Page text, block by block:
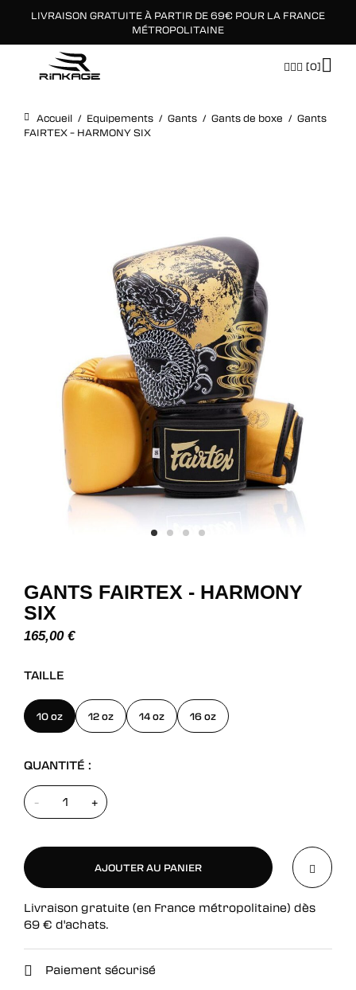
LIVRAISON GRATUITE À PARTIR DE 69€ POUR LA FRANCE
MÉTROPOLITAINE
[0]
Accueil / Equipements / Gants / Gants de boxe / Gants
FAIRTEX – HARMONY SIX
GANTS FAIRTEX - HARMONY
SIX
165,00 €
TAILLE
10 oz 12 oz 14 oz 16 oz
QUANTITÉ :
- +
AJOUTER AU PANIER
AJOUTER AU PANIER
Livraison gratuite (en France métropolitaine) dès
69 € d'achats.
Paiement sécurisé